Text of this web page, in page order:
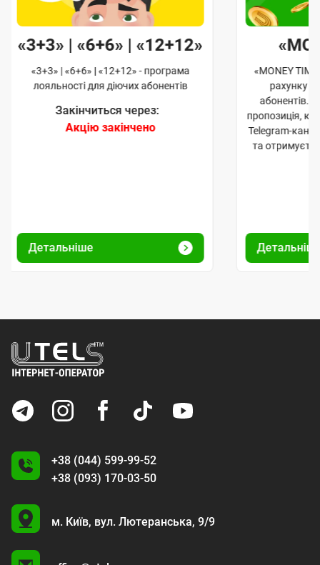
«3+3» | «6+6» | «12+12»
«3+3» | «6+6» | «12+12» - програма
лояльності для діючих абонентів
Закінчиться через:
Акцію закінчено
Детальніше
«MONEY
рахунку
абонентів.
пропозиція,
Telegram-
та
+38 (044) 599-99-52
+38 (093) 170-03-50
U
м. Київ, вул. Лютеранська, 9/9